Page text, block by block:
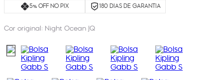
5% OFF NO PIX 180 DIAS DE GARANTIA
Cor original: Night Ocean JQ